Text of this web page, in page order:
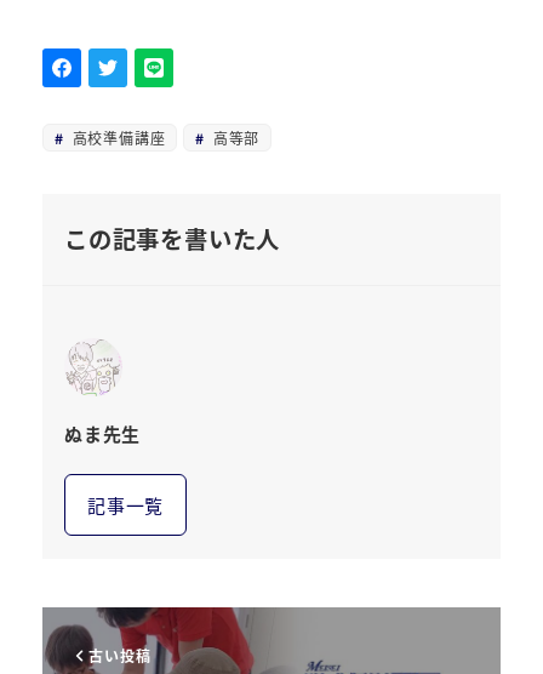
高校準備講座 高等部
この記事を書いた人
ぬま先生
記事一覧
古い投稿